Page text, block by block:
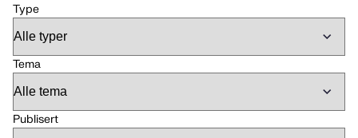
Type
Tema
Publisert
Send inn